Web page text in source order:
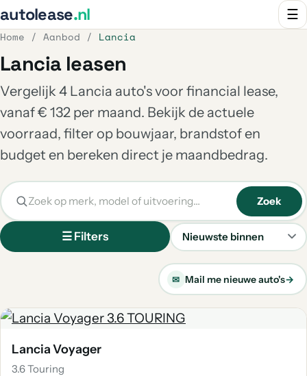
autolease.nl ☰
Home / Aanbod / Lancia
Lancia leasen
Vergelijk 4 Lancia auto's voor financial lease,
vanaf € 132 per maand. Bekijk de actuele
voorraad, filter op bouwjaar, brandstof en
budget en bereken direct je maandbedrag.
☰ Filters
Sorteren
Zoek
✉ Mail me nieuwe auto's→
Lancia Voyager
3.6 Touring